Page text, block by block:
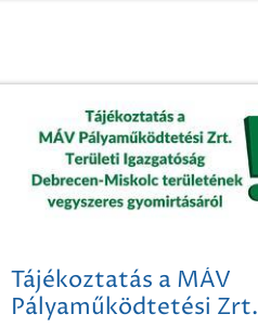
Tájékoztatás a MÁV
Pályaműködtetési Zrt.